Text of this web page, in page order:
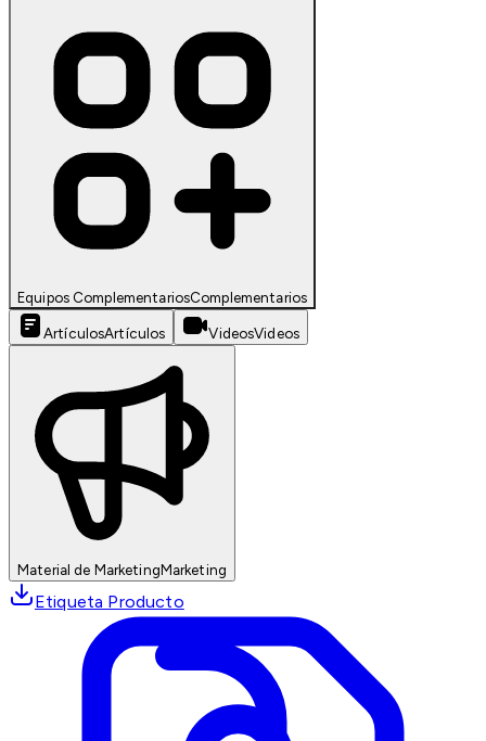
Equipos ComplementariosComplementarios
ArtículosArtículos VideosVideos
Material de MarketingMarketing
Etiqueta Producto